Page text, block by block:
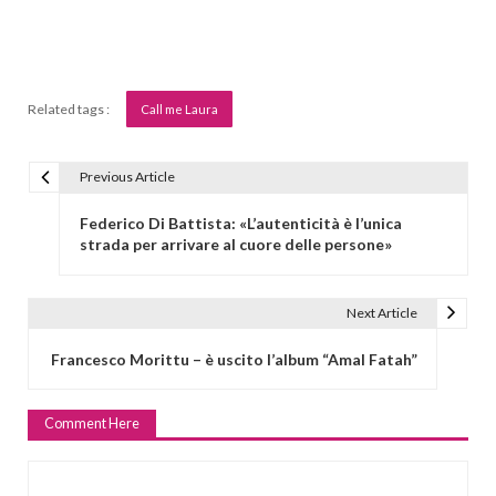
Related tags : Call me Laura
N
n
Previous Article
Federico Di Battista: «L’autenticità è l’unica
strada per arrivare al cuore delle persone»
Next Article
Francesco Morittu – è uscito l’album “Amal Fatah”
Comment Here